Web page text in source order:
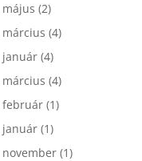
május (2)
március (4)
január (4)
március (4)
február (1)
január (1)
november (1)